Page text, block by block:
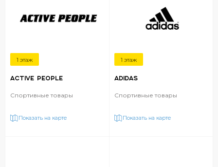
1 этаж
ACTIVE PEOPLE
Спортивные товары
Показать на карте
1 этаж
ADIDAS
Спортивные товары
Показать на карте